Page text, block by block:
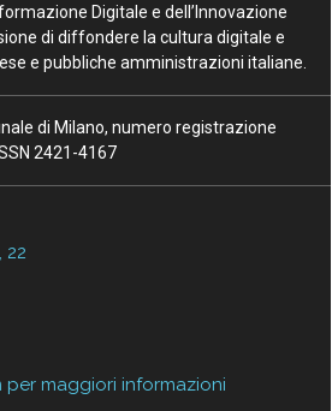
Digitale e dell’Innovazione
di diffondere la cultura digitale e
e pubbliche amministrazioni italiane.
di Milano, numero registrazione
2421-4167
22
maggiori informazioni